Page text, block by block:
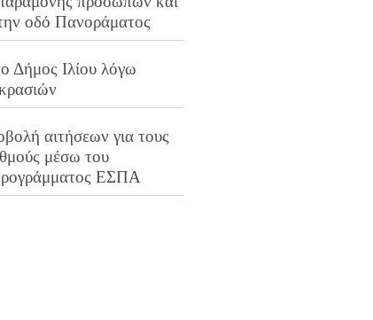
οδό Πανοράματος
Δήμος Ιλίου λόγω
αιτήσεων για τους
μέσω του
ΕΣΠΑ